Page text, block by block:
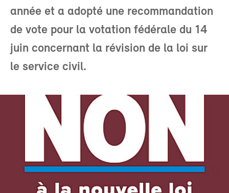
année et a adopté une recommandation
de vote pour la votation fédérale du 14
juin concernant la révision de la loi sur
le service civil.